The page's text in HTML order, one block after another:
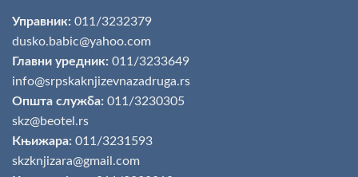
Управник: 011/3232379
dusko.babic@yahoo.com
Главни уредник: 011/3233649
info@srpskaknjizevnazadruga.rs
Општа служба: 011/3230305
skz@beotel.rs
Књижара: 011/3231593
skzknjizara@gmail.com